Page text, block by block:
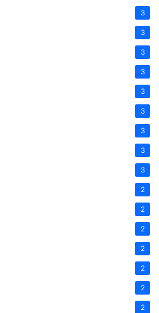
3
3
3
3
3
3
3
3
3
2
2
2
2
2
2
2